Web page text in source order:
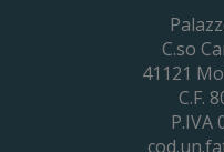
29 Giugno 2026
Cassa
2030
C.so
41121
C.F.
P.IVA